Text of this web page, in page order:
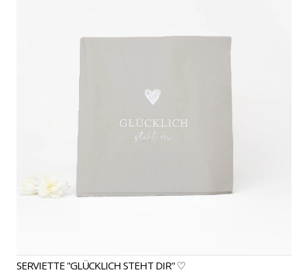
SERVIETTE "GLÜCKLICH STEHT DIR" ♡